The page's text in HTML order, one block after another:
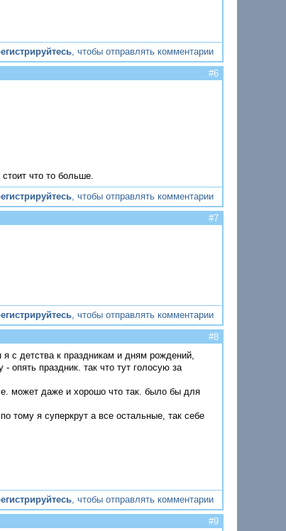
, чтобы отправлять комментарии
#6
что то больше.
, чтобы отправлять комментарии
#7
, чтобы отправлять комментарии
#8
я с детства к праздникам и дням рождений,
опять праздник. так что тут голосую за
может даже и хорошо что так. было бы для
тому я суперкрут а все остальные, так себе
, чтобы отправлять комментарии
#9